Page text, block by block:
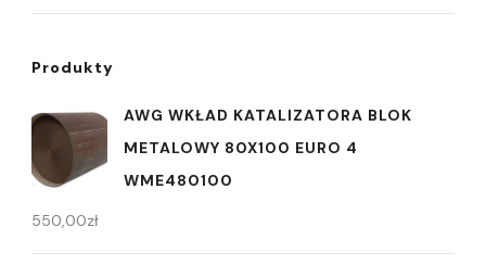
Produkty
AWG WKŁAD KATALIZATORA BLOK
METALOWY 80X100 EURO 4
WME480100
550,00zł